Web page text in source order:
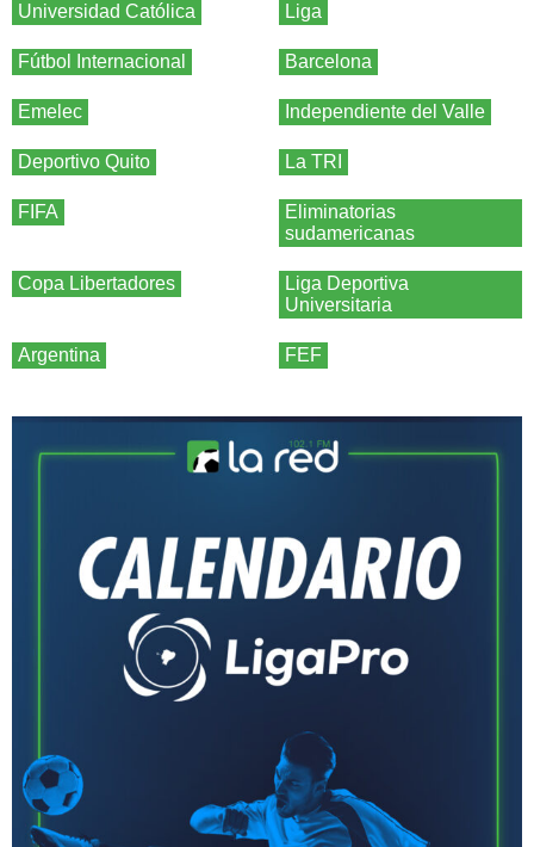
Universidad Católica Liga
Fútbol Internacional Barcelona
Emelec Independiente del Valle
Deportivo Quito La TRI
FIFA
Eliminatorias
sudamericanas
Copa Libertadores
Liga Deportiva
Universitaria
Argentina FEF